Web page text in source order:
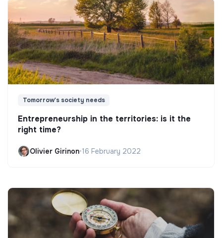
Tomorrow's society needs
Entrepreneurship in the territories: is it the
right time?
Olivier Girinon•16 February 2022